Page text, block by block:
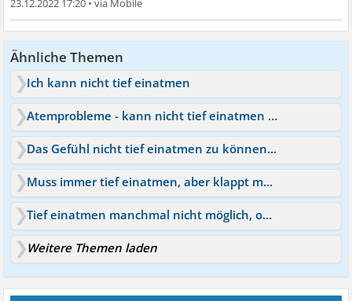
Ähnliche Themen
Ich kann nicht tief einatmen
Atemprobleme - kann nicht tief einatmen / Lungenkrebs?
Das Gefühl nicht tief einatmen zu können - Brust / Rücken?
Muss immer tief einatmen, aber klappt manchmal nicht
Tief einatmen manchmal nicht möglich, oder der Magen?
Weitere Themen laden